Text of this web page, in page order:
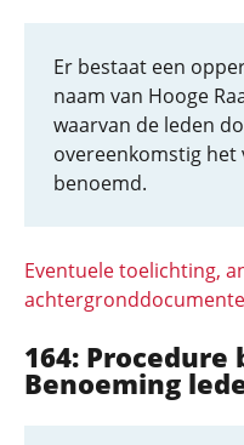
Er bestaat een
naam van Hooge
waarvan de leden
overeenkomstig
benoemd.
Eventuele toelichting,
164:
Benoeming